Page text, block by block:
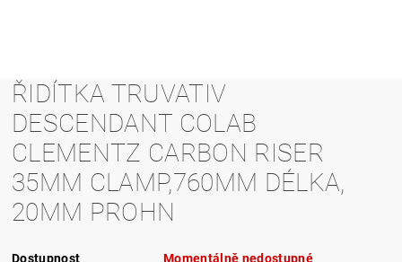
ŘIDÍTKA TRUVATIV
DESCENDANT COLAB
CLEMENTZ CARBON RISER
35MM CLAMP,760MM DÉLKA,
20MM PROHN
Dostupnost
Momentálně nedostupné